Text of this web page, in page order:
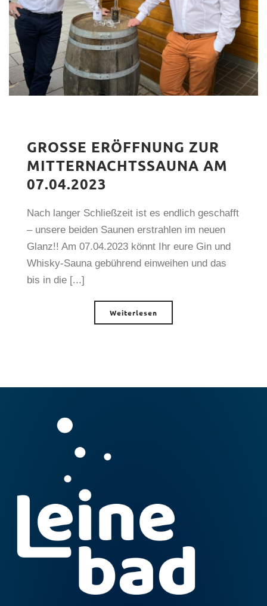
GROSSE ERÖFFNUNG ZUR M
ITTERNACHTSSAUNA AM 0
7.04.2023
Nach langer Schließzeit ist es endlich geschafft
– unsere beiden Saunen erstrahlen im neuen
Glanz!! Am 07.04.2023 könnt Ihr eure Gin und
Whisky-Sauna gebührend einweihen und das
bis in die [...]
Weiterlesen